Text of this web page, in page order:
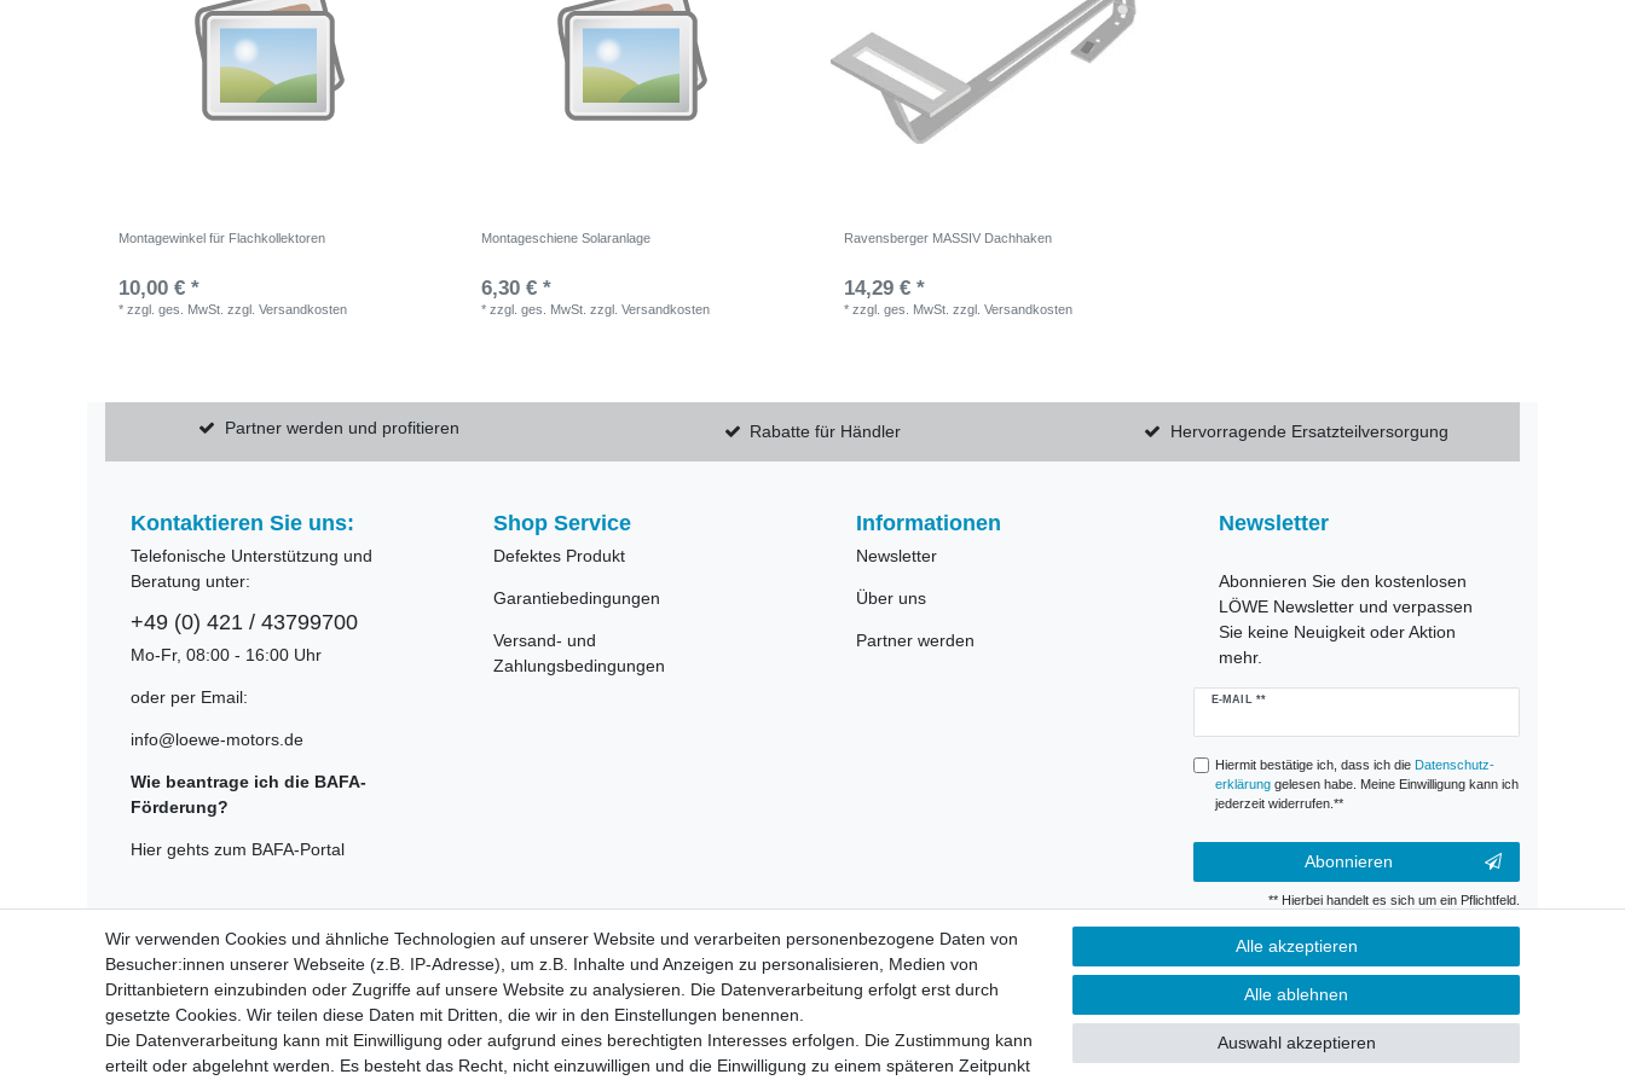
Montagewinkel für Flachkollektoren
10,00 € *
*zzgl. ges. MwSt. zzgl.Versandkosten
Montageschiene Solaranlage
6,30 € *
*zzgl. ges. MwSt. zzgl.Versandkosten
Ravensberger MASSIV Dachhaken
14,29 € *
*zzgl. ges. MwSt. zzgl.Versandkosten
Partner werden und profitieren Rabatte für Händler Hervorragende Ersatzteilversorgung
Kontaktieren Sie uns:
Telefonische Unterstützung und
Beratung unter:
+49 (0) 421 / 43799700
Mo-Fr, 08:00 - 16:00 Uhr
oder per Email:
info@loewe-motors.de
Wie beantrage ich die BAFA-
Förderung?
Hier gehts zum BAFA-Portal
Shop Service
Defektes Produkt
Garantiebedingungen
Versand- und
Zahlungsbedingungen
Informationen
Newsletter
Über uns
Partner werden
Newsletter
Abonnieren Sie den kostenlosen
LÖWE Newsletter und verpassen
Sie keine Neuigkeit oder Aktion
mehr.
E-MAIL **
Newsletter
Hiermit bestätige ich, dass ich die Daten­schutz­
erklärunggelesen habe. Meine Einwilligung kann ich
jederzeit widerrufen.**
Abonnieren
** Hierbei handelt es sich um ein Pflichtfeld.
Widerrufsrecht Impressum Datenschutzerklärung Kontakt
Alle auf dieser Webseite dargestellten Produkte und Produktinformationen dienen ausschließlich der allgemeinen Information. Es wird darauf hingewiesen, dass Abweichungen
Wir verwenden Cookies und ähnliche Technologien auf unserer Website und verarbeiten personenbezogene Daten von
Besucher:innen unserer Webseite (z.B. IP-Adresse), um z.B. Inhalte und Anzeigen zu personalisieren, Medien von
Drittanbietern einzubinden oder Zugriffe auf unsere Website zu analysieren. Die Datenverarbeitung erfolgt erst durch
gesetzte Cookies. Wir teilen diese Daten mit Dritten, die wir in den Einstellungen benennen.
Die Datenverarbeitung kann mit Einwilligung oder aufgrund eines berechtigten Interesses erfolgen. Die Zustimmung kann
erteilt oder abgelehnt werden. Es besteht das Recht, nicht einzuwilligen und die Einwilligung zu einem späteren Zeitpunkt
Alle akzeptieren
Alle ablehnen
Auswahl akzeptieren